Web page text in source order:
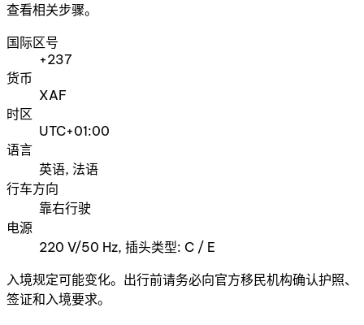
查看相关步骤。
国际区号
+237
货币
XAF
时区
UTC+01:00
语言
英语, 法语
行车方向
靠右行驶
电源
220 V/50 Hz, 插头类型: C / E
入境规定可能变化。出行前请务必向官方移民机构确认护照、
签证和入境要求。